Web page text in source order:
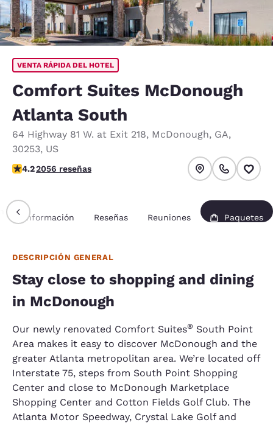
VENTA RÁPIDA DEL HOTEL
Comfort Suites McDonough
Atlanta South
64 Highway 81 W. at Exit 218, McDonough, GA,
30253, US
calificación de 4.15 estrellas. Muy bueno.
4.22056 reseñas
Información Reseñas Reuniones Paquetes
DESCRIPCIÓN GENERAL
Stay close to shopping and dining
in McDonough
Our newly renovated Comfort Suites® South Point
Area makes it easy to discover McDonough and the
greater Atlanta metropolitan area. We’re located off
Interstate 75, steps from South Point Shopping
Center and close to McDonough Marketplace
Shopping Center and Cotton Fields Golf Club. The
Atlanta Motor Speedway, Crystal Lake Golf and